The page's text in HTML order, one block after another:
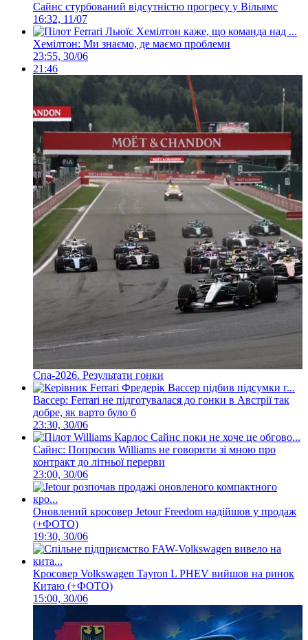
Сайнс стурбований відсутністю прогресу у Вільямс
16:32, 11/07
Хемілтон: Ми знаємо, де маємо проблеми
23:55, 30/06
21:46
Спа-2026. Результати гонки
Вассер: Ferrari не підготувалася до гонки в Австрії так
добре, як варто було б
23:30, 30/06
Сайнс: Попросив Williams не говорити зі мною про
контракт до літньої перерви
23:00, 30/06
Оновлений кросовер Jetour Freedom надійшов у продаж
(+ФОТО)
19:30, 30/06
Кросовер Volkswagen Tayron L PHEV вийшов на ринок
Китаю (+ФОТО)
15:00, 30/06